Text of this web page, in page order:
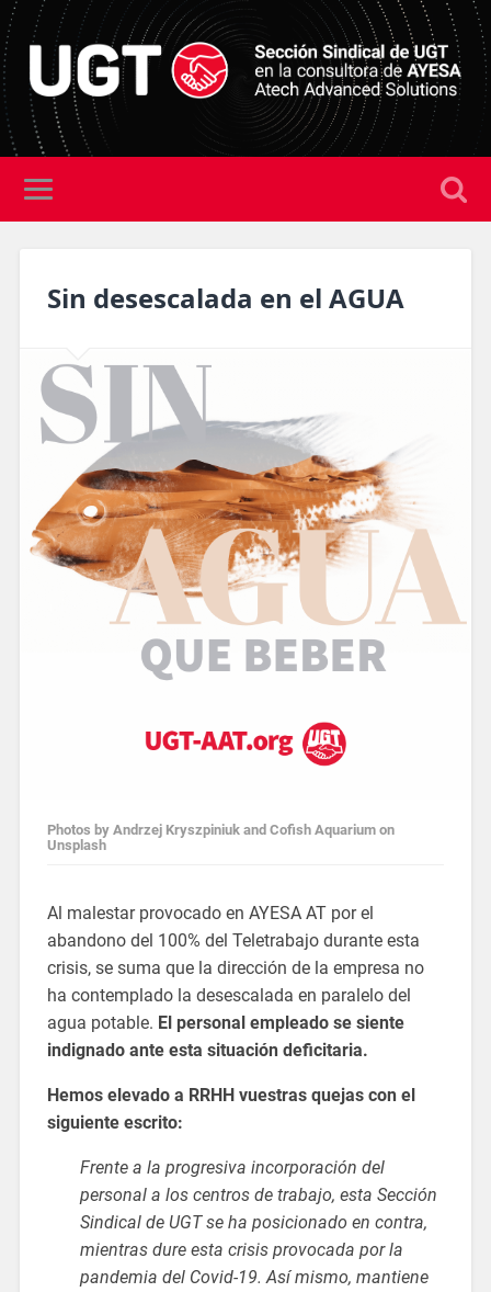
Sin desescalada en el AGUA
Photos by Andrzej Kryszpiniuk and Cofish Aquarium on
Unsplash
Al malestar provocado en AYESA AT por el
abandono del 100% del Teletrabajo durante esta
crisis, se suma que la dirección de la empresa no
ha contemplado la desescalada en paralelo del
agua potable. El personal empleado se siente
indignado ante esta situación deficitaria.
Hemos elevado a RRHH vuestras quejas con el
siguiente escrito:
Frente a la progresiva incorporación del
personal a los centros de trabajo, esta Sección
Sindical de UGT se ha posicionado en contra,
mientras dure esta crisis provocada por la
pandemia del Covid-19. Así mismo, mantiene